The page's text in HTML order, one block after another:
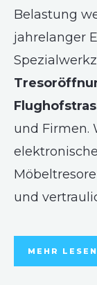
Belastung
jahrelanger
und Firmen.
und
MEHR LESEN